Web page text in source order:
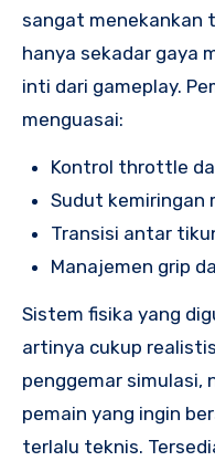
sangat menekankan
hanya sekadar gaya
inti dari gameplay.
menguasai:
Kontrol throttle
Sudut kemiringan
Transisi antar
Manajemen grip
Sistem fisika yang
artinya cukup
penggemar
pemain yang ingin
terlalu teknis.